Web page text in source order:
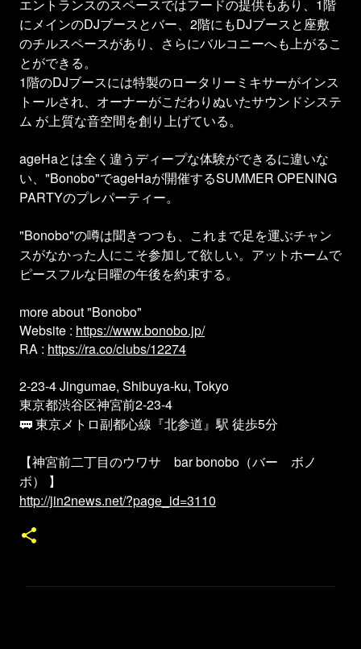
エントランスのスペースではフードの提供もあり、1階
にメインのDJブースとバー、2階にもDJブースと座敷
のチルスペースがあり、さらにバルコニーへも上がるこ
とができる。
1階のDJブースには特製のロータリーミキサーがインス
トールされ、オーナーがこだわりぬいたサウンドシステ
ム が上質な音空間を創り上げている。
ageHaとは全く違うディープな体験ができるに違いな
い、"Bonobo"でageHaが開催するSUMMER OPENING
PARTYのプレパーティー。
"Bonobo"の噂は聞きつつも、これまで足を運ぶチャン
スがなかった人にこそ参加して欲しい。アットホームで
ピースフルな日曜の午後を約束する。
more about "Bonobo"
Website : https://www.bonobo.jp/
RA : https://ra.co/clubs/12274
2-23-4 Jingumae, Shibuya-ku, Tokyo
東京都渋谷区神宮前2-23-4
🚃 東京メトロ副都心線『北参道』駅 徒歩5分
【神宮前二丁目のウワサ bar bonobo（バー ボノ
ボ） 】
http://jin2news.net/?page_id=3110